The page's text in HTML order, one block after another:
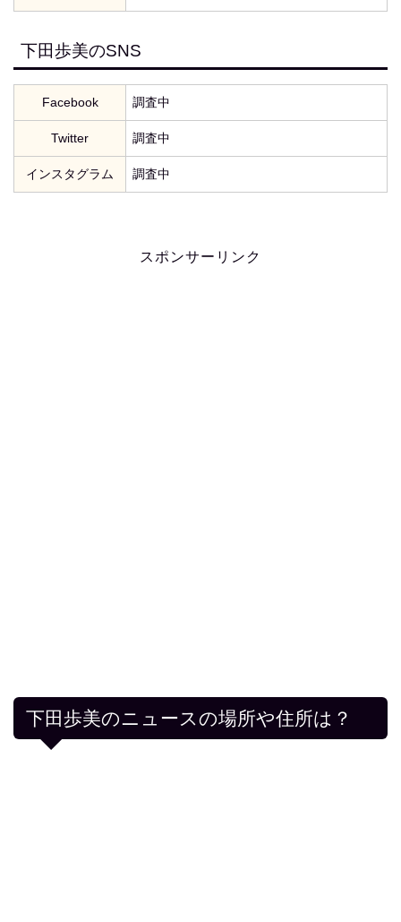
下田歩美のSNS
Facebook 調査中
Twitter 調査中
インスタグラム 調査中
スポンサーリンク
下田歩美のニュースの場所や住所は？